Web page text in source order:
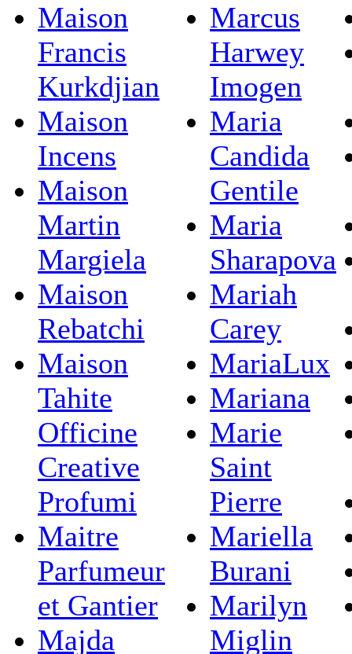
Maison
Francis
Kurkdjian
Maison
Incens
Maison
Martin
Margiela
Maison
Rebatchi
Maison
Tahite
Officine
Creative
Profumi
Maitre
Parfumeur
et Gantier
Majda
Marcus
Harwey
Imogen
Maria
Candida
Gentile
Maria
Sharapova
Mariah
Carey
MariaLux
Mariana
Marie
Saint
Pierre
Mariella
Burani
Marilyn
Miglin